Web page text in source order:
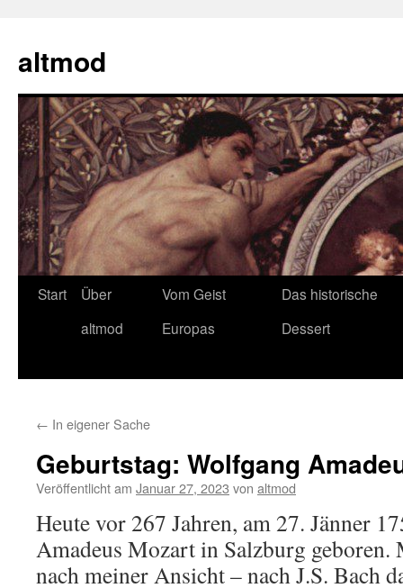
springen
altmod
Start
Über
altmod
Vom Geist
Europas
Das historische
Dessert
← In eigener Sache
Geburtstag: Wolfgang
Veröffentlicht am Januar 27, 2023 von altmod
Heute vor 267 Jahren, am 27. Jänner
Amadeus Mozart in Salzburg
nach meiner Ansicht – nach J.S. Bach